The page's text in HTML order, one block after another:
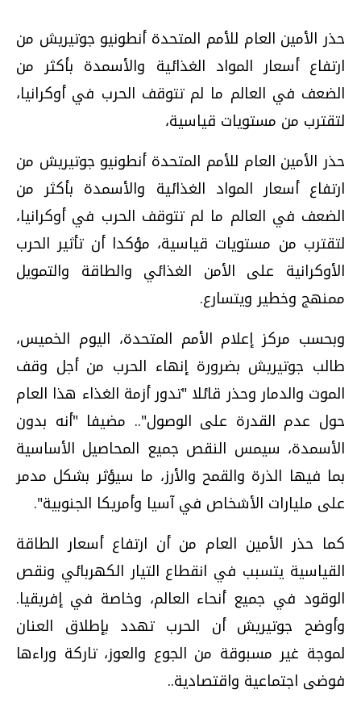
حذر الأمين العام للأمم المتحدة أنطونيو جوتيريش من
ارتفاع أسعار المواد الغذائية والأسمدة بأكثر من
الضعف في العالم ما لم تتوقف الحرب في أوكرانيا،
لتقترب من مستويات قياسية،
حذر الأمين العام للأمم المتحدة أنطونيو جوتيريش من
ارتفاع أسعار المواد الغذائية والأسمدة بأكثر من
الضعف في العالم ما لم تتوقف الحرب في أوكرانيا،
لتقترب من مستويات قياسية، مؤكدا أن تأثير الحرب
الأوكرانية على الأمن الغذائي والطاقة والتمويل
ممنهج وخطير ويتسارع.
وبحسب مركز إعلام الأمم المتحدة، اليوم الخميس،
طالب جوتيريش بضرورة إنهاء الحرب من أجل وقف
الموت والدمار وحذر قائلا "تدور أزمة الغذاء هذا العام
حول عدم القدرة على الوصول".. مضيفا "أنه بدون
الأسمدة، سيمس النقص جميع المحاصيل الأساسية
بما فيها الذرة والقمح والأرز، ما سيؤثر بشكل مدمر
على مليارات الأشخاص في آسيا وأمريكا الجنوبية".
كما حذر الأمين العام من أن ارتفاع أسعار الطاقة
القياسية يتسبب في انقطاع التيار الكهربائي ونقص
الوقود في جميع أنحاء العالم، وخاصة في إفريقيا.
وأوضح جوتيريش أن الحرب تهدد بإطلاق العنان
لموجة غير مسبوقة من الجوع والعوز، تاركة وراءها
فوضى اجتماعية واقتصادية..